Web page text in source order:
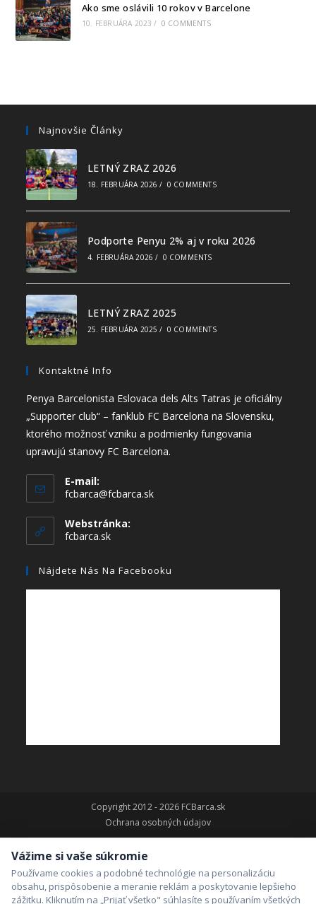
Ako sme oslávili 10 rokov v Barcelone
10. FEBRUÁRA 2023 / 0 COMMENTS
Najnovšie Články
LETNÝ ZRAZ 2026
18. FEBRUÁRA 2026 / 0 COMMENTS
Podporte Penyu 2% aj v roku 2026
4. FEBRUÁRA 2026 / 0 COMMENTS
LETNÝ ZRAZ 2025
25. FEBRUÁRA 2025 / 0 COMMENTS
Kontaktné Info
Penya Barcelonista Eslovaca dels Alts Tatras je oficiálny
„Supporter club“ – fanklub FC Barcelona na Slovensku,
ktorého možnosť vzniku a podmienky fungovania
upravujú stanovy FC Barcelona.
E-mail:
fcbarca@fcbarca.sk
Webstránka:
fcbarca.sk
Nájdete Nás Na Facebooku
Copyright 2012 - 2026 FCBarca.sk
Ochrana osobných údajov
Vážime si vaše súkromie
Používame cookies a podobné technológie na personalizáciu
obsahu, prispôsobenie a meranie reklám a poskytovanie lepšieho
zážitku. Kliknutím na „Prijať všetko" súhlasíte s používaním všetkých